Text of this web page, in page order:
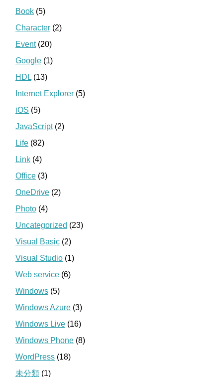
Book (5)
Character (2)
Event(20)
Google (1)
HDL (13)
Internet Explorer (5)
iOS (5)
JavaScript(2)
Life (82)
Link (4)
Office (3)
OneDrive (2)
Photo (4)
Uncategorized (23)
Visual Basic (2)
Visual Studio (1)
Web service (6)
Windows (5)
Windows Azure (3)
Windows Live (16)
Windows Phone (8)
WordPress (18)
未分類 (1)